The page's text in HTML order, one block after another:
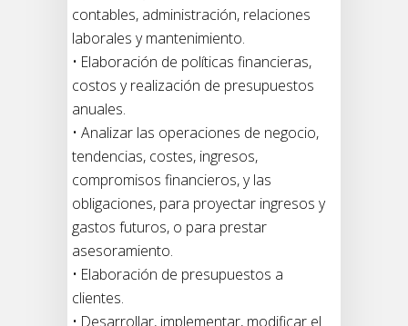
contables, administración, relaciones
laborales y mantenimiento.
• Elaboración de políticas financieras,
costos y realización de presupuestos
anuales.
• Analizar las operaciones de negocio,
tendencias, costes, ingresos,
compromisos financieros, y las
obligaciones, para proyectar ingresos y
gastos futuros, o para prestar
asesoramiento.
• Elaboración de presupuestos a
clientes.
• Desarrollar, implementar, modificar el